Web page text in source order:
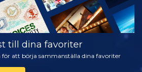
till dina favoriter
för att börja sammanställa dina favoriter